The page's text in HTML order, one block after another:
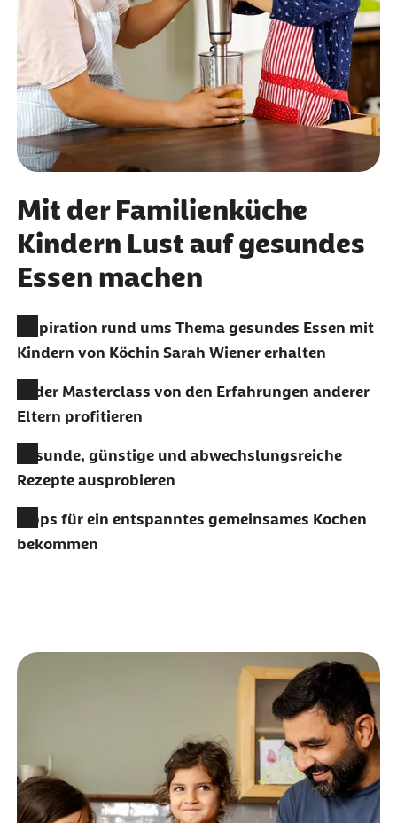
Mit der Familienküche
Kindern Lust auf gesundes
Essen machen
Inspiration rund ums Thema gesundes Essen mit
Kindern von Köchin Sarah Wiener erhalten
In der Masterclass von den Erfahrungen anderer
Eltern profitieren
Gesunde, günstige und abwechslungsreiche
Rezepte ausprobieren
Tipps für ein entspanntes gemeinsames Kochen
bekommen